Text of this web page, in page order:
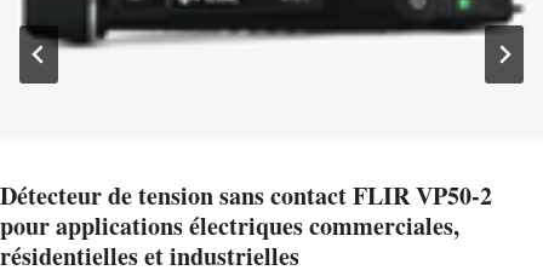
Détecteur de tension sans contact FLIR VP50-2
pour applications électriques commerciales,
résidentielles et industrielles